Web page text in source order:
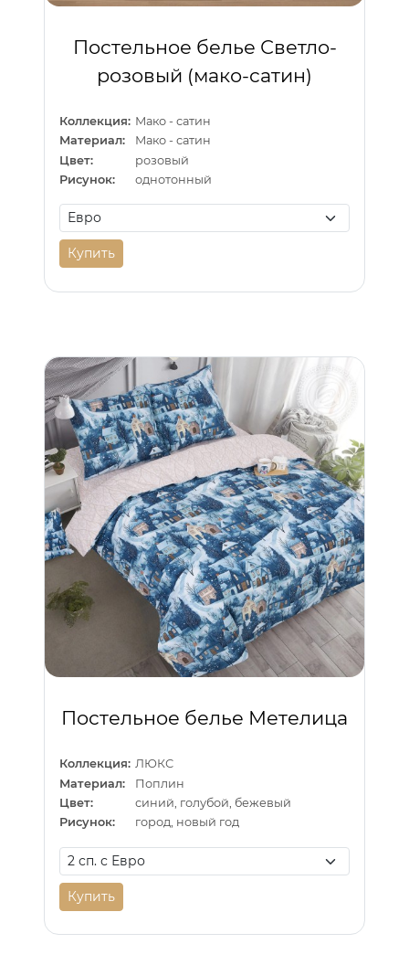
Постельное белье Светло-
розовый (мако-сатин)
Коллекция: Мако - сатин
Материал:
Мако - сатин
Цвет:
розовый
Рисунок:
однотонный
Купить
Постельное белье Метелица
Коллекция: ЛЮКС
Материал:
Поплин
Цвет:
синий, голубой, бежевый
Рисунок:
город, новый год
Купить